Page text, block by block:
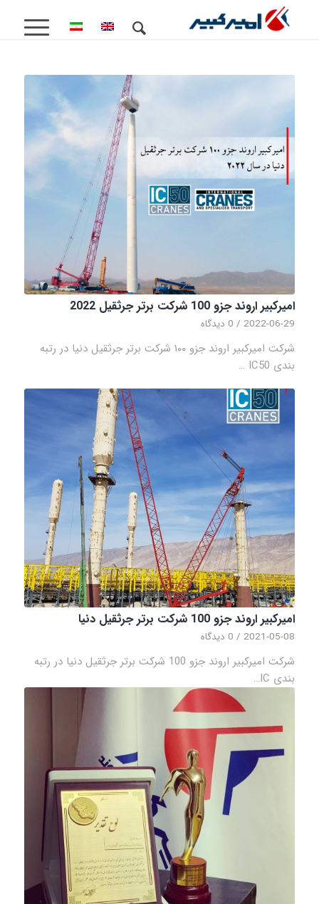
امیرکبیر اروند جزو 100 شرکت برتر جرثقیل 2022
2022-06-29
/ 0 دیدگاه
شرکت امیرکبیر اروند جزو ۱۰۰ شرکت برتر جرثقیل دنیا در رتبه
بندی IC50 …
امیرکبیر اروند جزو 100 شرکت برتر جرثقیل دنیا
2021-05-08
/ 0 دیدگاه
شرکت امیرکبیر اروند جزو 100 شرکت برتر جرثقیل دنیا در رتبه
بندی IC…